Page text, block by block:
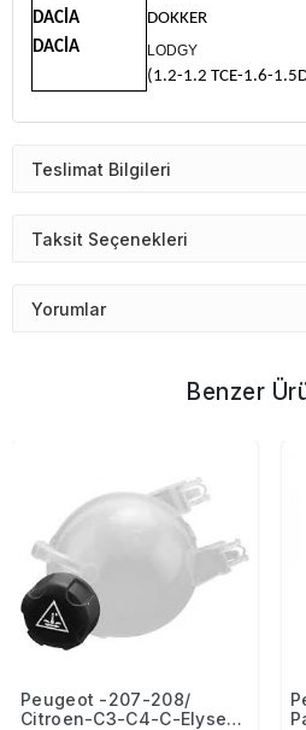
DACİA
DOKKER
DACİA
LODGY
(1.2-1.2 TCE-1.6-
Teslimat Bilgileri
Taksit Seçenekleri
Yorumlar
Benzer
Peugeot -207-208/
Citroen-C3-C4-C-Elysee